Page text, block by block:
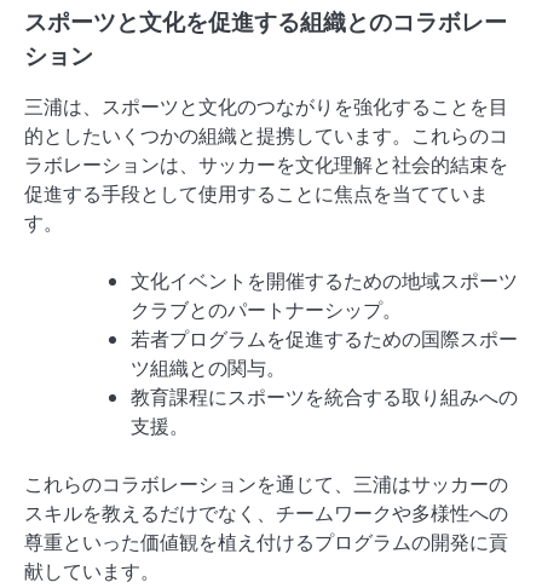
スポーツと文化を促進する組織とのコラボレー
ション
三浦は、スポーツと文化のつながりを強化することを目
的としたいくつかの組織と提携しています。これらのコ
ラボレーションは、サッカーを文化理解と社会的結束を
促進する手段として使用することに焦点を当てていま
す。
文化イベントを開催するための地域スポーツ
クラブとのパートナーシップ。
若者プログラムを促進するための国際スポー
ツ組織との関与。
教育課程にスポーツを統合する取り組みへの
支援。
これらのコラボレーションを通じて、三浦はサッカーの
スキルを教えるだけでなく、チームワークや多様性への
尊重といった価値観を植え付けるプログラムの開発に貢
献しています。